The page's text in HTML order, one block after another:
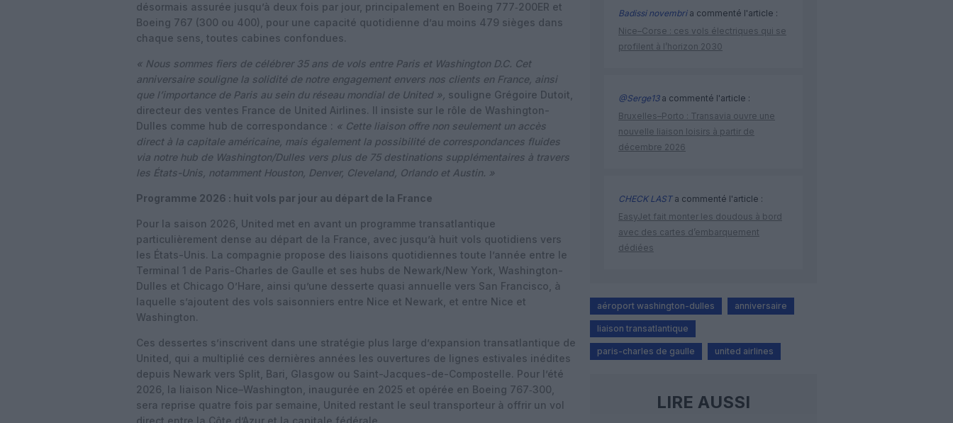
désormais assurée jusqu’à deux fois par jour, principalement en Boeing 777‑200ER et
Boeing 767 (300 ou 400), pour une capacité quotidienne d’au moins 479 sièges dans
chaque sens, toutes cabines confondues.
« Nous sommes fiers de célébrer 35 ans de vols entre Paris et Washington D.C. Cet
anniversaire souligne la solidité de notre engagement envers nos clients en France, ainsi
que l’importance de Paris au sein du réseau mondial de United », souligne Grégoire Dutoit,
directeur des ventes France de United Airlines. Il insiste sur le rôle de Washington-
Dulles comme hub de correspondance : « Cette liaison offre non seulement un accès
direct à la capitale américaine, mais également la possibilité de correspondances fluides
via notre hub de Washington/Dulles vers plus de 75 destinations supplémentaires à travers
les États-Unis, notamment Houston, Denver, Cleveland, Orlando et Austin. »
Programme 2026 : huit vols par jour au départ de la France
Pour la saison 2026, United met en avant un programme transatlantique
particulièrement dense au départ de la France, avec jusqu’à huit vols quotidiens vers
les États-Unis. La compagnie propose des liaisons quotidiennes toute l’année entre le
Terminal 1 de Paris-Charles de Gaulle et ses hubs de Newark/New York, Washington-
Dulles et Chicago O’Hare, ainsi qu’une desserte quasi annuelle vers San Francisco, à
laquelle s’ajoutent des vols saisonniers entre Nice et Newark, et entre Nice et
Washington.
Ces dessertes s’inscrivent dans une stratégie plus large d’expansion transatlantique de
United, qui a multiplié ces dernières années les ouvertures de lignes estivales inédites
depuis Newark vers Split, Bari, Glasgow ou Saint-Jacques-de-Compostelle. Pour l’été
2026, la liaison Nice–Washington, inaugurée en 2025 et opérée en Boeing 767‑300,
sera reprise quatre fois par semaine, United restant le seul transporteur à offrir un vol
direct entre la Côte d’Azur et la capitale fédérale.
Badissi novembria commenté l'article :
Nice–Corse : ces vols électriques qui se
profilent à l’horizon 2030
@Serge13a commenté l'article :
Bruxelles–Porto : Transavia ouvre une
nouvelle liaison loisirs à partir de
décembre 2026
CHECK LASTa commenté l'article :
EasyJet fait monter les doudous à bord
avec des cartes d’embarquement
dédiées
aéroport washington-dulles anniversaire
liaison transatlantique
paris-charles de gaulle united airlines
LIRE AUSSI